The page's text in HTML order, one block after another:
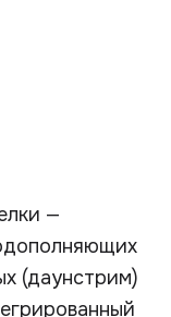
—
(даунстрим)